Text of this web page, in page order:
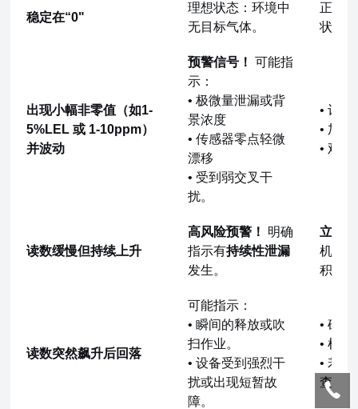
稳定在“0"
理想状态：环境中
无目标气体。
正常
状态
出现小幅非零值（如1-
5%LEL 或 1-10ppm）
并波动
预警信号！ 可能指
示：
• 极微量泄漏或背
景浓度
• 传感器零点轻微
漂移
• 受到弱交叉干
扰。
• 记
• 加
• 观
读数缓慢但持续上升
高风险预警！
明确
指示有持续性泄漏
发生。
立即
机处
积累。
读数突然飙升后回落
可能指示：
• 瞬间的释放或吹
扫作业。
• 设备受到强烈干
扰或出现短暂故
障。
• 确
• 检
• 若
查。